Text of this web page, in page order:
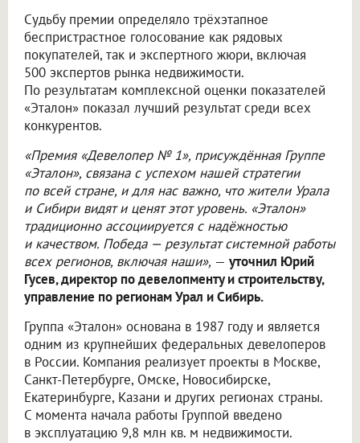
Судьбу премии определяло трёхэтапное
беспристрастное голосование как рядовых
покупателей, так и экспертного жюри, включая
500 экспертов рынка недвижимости.
По результатам комплексной оценки показателей
«Эталон» показал лучший результат среди всех
конкурентов.
«Премия «Девелопер № 1», присуждённая Группе
«Эталон», связана с успехом нашей стратегии
по всей стране, и для нас важно, что жители Урала
и Сибири видят и ценят этот уровень. «Эталон»
традиционно ассоциируется с надёжностью
и качеством. Победа — результат системной работы
всех регионов, включая наши», — уточнил Юрий
Гусев, директор по девелопменту и строительству,
управление по регионам Урал и Сибирь.
Группа «Эталон» основана в 1987 году и является
одним из крупнейших федеральных девелоперов
в России. Компания реализует проекты в Москве,
Санкт-Петербурге, Омске, Новосибирске,
Екатеринбурге, Казани и других регионах страны.
С момента начала работы Группой введено
в эксплуатацию 9,8 млн кв. м недвижимости.